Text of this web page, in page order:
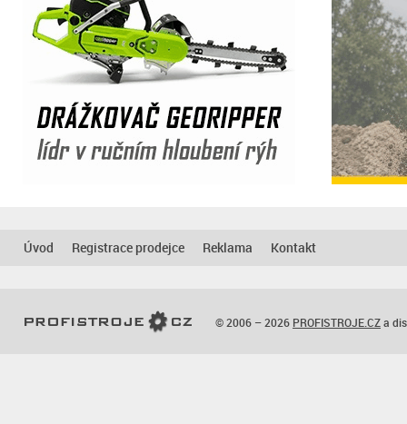
Úvod Registrace prodejce Reklama Kontakt
© 2006 – 2026 PROFISTROJE.CZa